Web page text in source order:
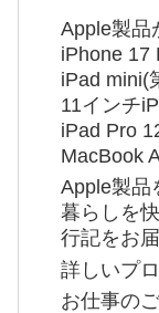
Apple製品
iPhone 17
iPad mini(
11インチ
iPad Pro
MacBook
Apple製品
暮らしを
行記をお届
詳しいプ
お仕事の